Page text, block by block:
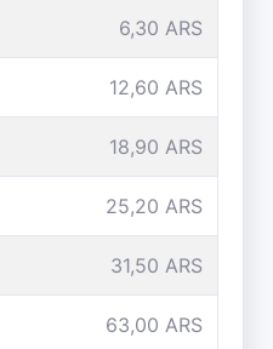
6,30 ARS
12,60 ARS
18,90 ARS
25,20 ARS
31,50 ARS
63,00 ARS